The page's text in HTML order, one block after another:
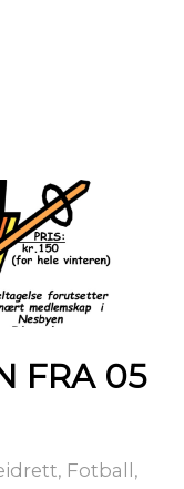
FRA 05
, Fotball ,